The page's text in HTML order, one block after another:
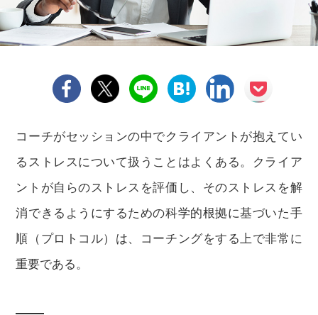
コーチがセッションの中でクライアントが抱えてい
るストレスについて扱うことはよくある。クライア
ントが自らのストレスを評価し、そのストレスを解
消できるようにするための科学的根拠に基づいた手
順（プロトコル）は、コーチングをする上で非常に
重要である。